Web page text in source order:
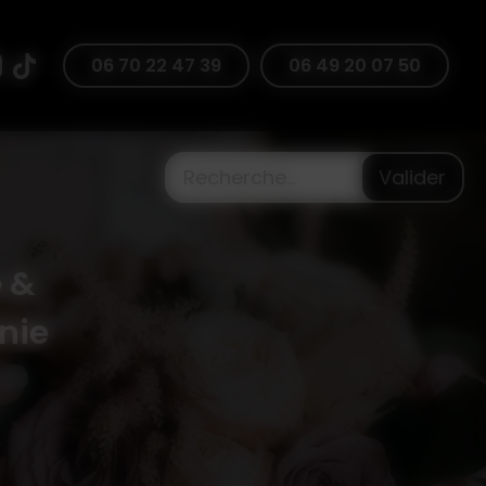
06 70 22 47 39 06 49 20 07 50
Valider